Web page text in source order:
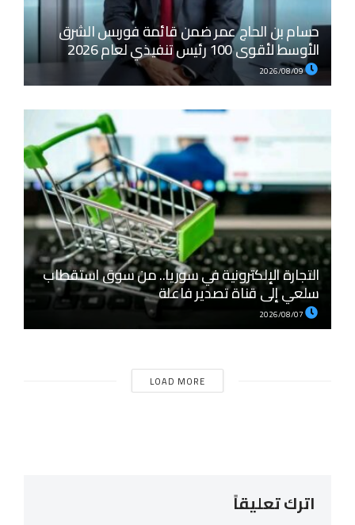
حسام بن الحاج عمر ضمن قائمة فوربس الشرق
الأوسط لأقوى 100 رئيس تنفيذي لعام 2026
2026/08/09
التجارة الإلكترونية في سوريا.. من سوق استقطاب
سلعي إلى قناة تصدير فاعلة
LOAD MORE
اترك تعليقاً